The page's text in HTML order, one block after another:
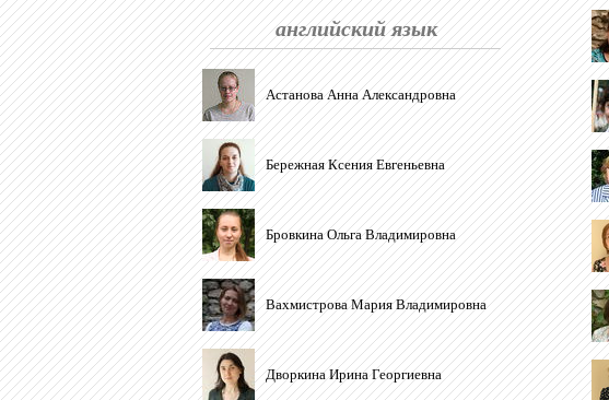
английский язык
Астанова Анна Александровна
Бережная Ксения Евгеньевна
Бровкина Ольга Владимировна
Вахмистрова Мария Владимировна
Дворкина Ирина Георгиевна